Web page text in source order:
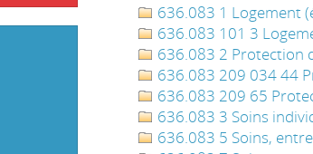
636.083 1 Logement
636.083 101 3
636.083 2 Protection
636.083 209 034 44
636.083 209 65
636.083 3 Soins
636.083 5 Soins,